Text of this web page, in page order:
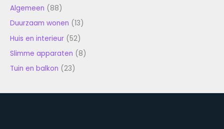
Algemeen (88)
Duurzaam wonen (13)
Huis en interieur (52)
Slimme apparaten (8)
Tuin en balkon (23)